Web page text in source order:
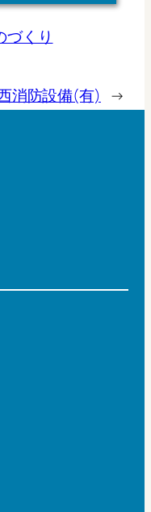
づくり
消防設備(有) →